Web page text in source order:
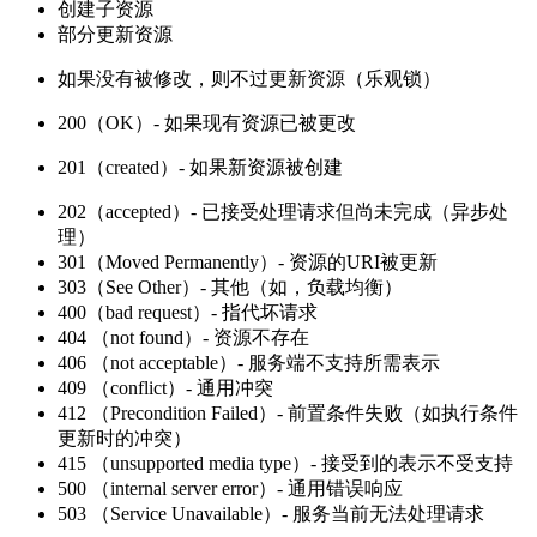
创建子资源
部分更新资源
如果没有被修改，则不过更新资源（乐观锁）
200（OK）- 如果现有资源已被更改
201（created）- 如果新资源被创建
202（accepted）- 已接受处理请求但尚未完成（异步处
理）
301（Moved Permanently）- 资源的URI被更新
303（See Other）- 其他（如，负载均衡）
400（bad request）- 指代坏请求
404 （not found）- 资源不存在
406 （not acceptable）- 服务端不支持所需表示
409 （conflict）- 通用冲突
412 （Precondition Failed）- 前置条件失败（如执行条件
更新时的冲突）
415 （unsupported media type）- 接受到的表示不受支持
500 （internal server error）- 通用错误响应
503 （Service Unavailable）- 服务当前无法处理请求